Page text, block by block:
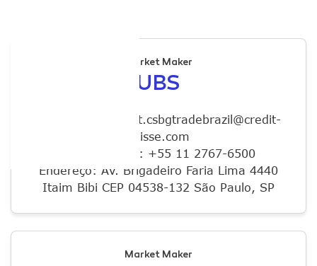
Market Maker
UBS
E-mail: E-mail: list.csbgtradebrazil@credit-
suisse.com
Telefone: Tel.: +55 11 2767-6500
Endereço: Av. Brigadeiro Faria Lima 4440
Itaim Bibi CEP 04538-132 São Paulo, SP
Market Maker